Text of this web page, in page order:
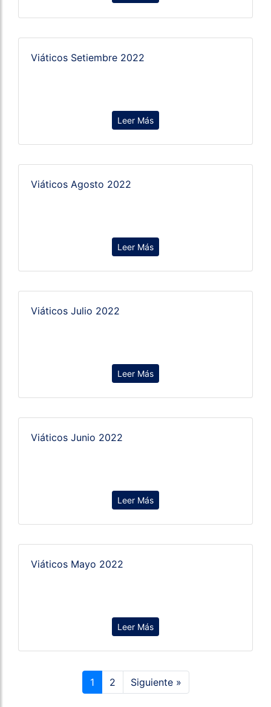
Viáticos Setiembre 2022
Leer Más
Viáticos Agosto 2022
Leer Más
Viáticos Julio 2022
Leer Más
Viáticos Junio 2022
Leer Más
Viáticos Mayo 2022
Leer Más
1 2 Siguiente »